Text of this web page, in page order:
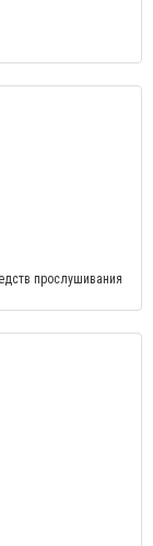
прослушивания